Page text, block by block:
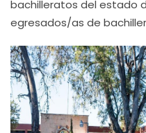
bachilleratos del estado
egresados/as de